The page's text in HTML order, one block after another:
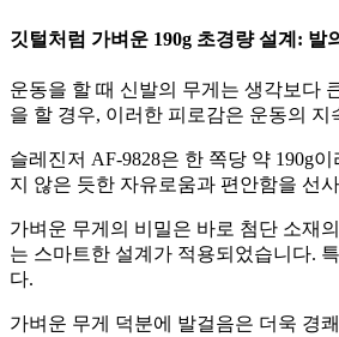
깃털처럼 가벼운 190g 초경량 설계: 발
운동을 할 때 신발의 무게는 생각보다
을 할 경우, 이러한 피로감은 운동의
슬레진저 AF-9828은 한 쪽당 약 190g
지 않은 듯한 자유로움과 편안함을 선
가벼운 무게의 비밀은 바로 첨단 소재
는 스마트한 설계가 적용되었습니다.
다.
가벼운 무게 덕분에 발걸음은 더욱 경